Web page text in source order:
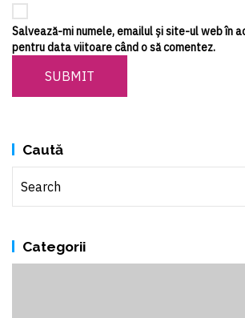
Salvează-mi numele, emailul și site-ul web în
pentru data viitoare când o să comentez.
SUBMIT
Caută
Categorii